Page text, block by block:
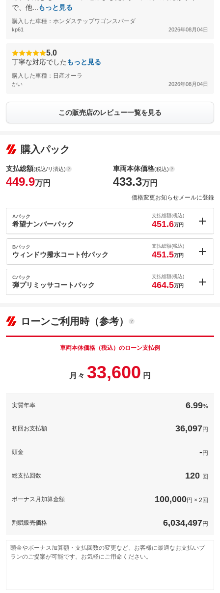
で、他...
もっと見る
購入した車種：ホンダステップワゴンスパーダ
kp61 2026年08月04日
5.0
丁寧な対応でした もっと見る
購入した車種：日産オーラ
かい 2026年08月04日
この販売店のレビュー一覧を見る
購入パック
支払総額(税込/リ済込)
449.9万円
車両本体価格(税込)
433.3万円
価格変更お知らせメールに登録
Aパック
希望ナンバーパック
支払総額(税込)
451.6万円
内：オプシ
ョン価格
(税込)
車両本体価
433.3万円
このパックの見積もり依頼（無料）
Bパック
ウィンドウ撥水コート付パック
支払総額(税込)
451.5万円
内：オプシ
ョン価格
(税込)
車両本体価
パック内容
Cパック
弾プリミッサコートパック
支払総額(税込)
464.5万円
車両本体価
433.3
このパックの見積もり依頼（無料）
ローンご利用時（参考）
車両本体価格（税込）のローン支払例
月々 33,600 円
実質年率 6.99%
初回お支払額 36,097円
頭金 -円
総支払回数 120 回
ボーナス月加算金額 100,000円 × 2回
割賦販売価格 6,034,497円
頭金やボーナス加算額・支払回数の変更など、お客様に最適なお支払いプ
ランのご提案が可能です。お気軽にご用命ください。